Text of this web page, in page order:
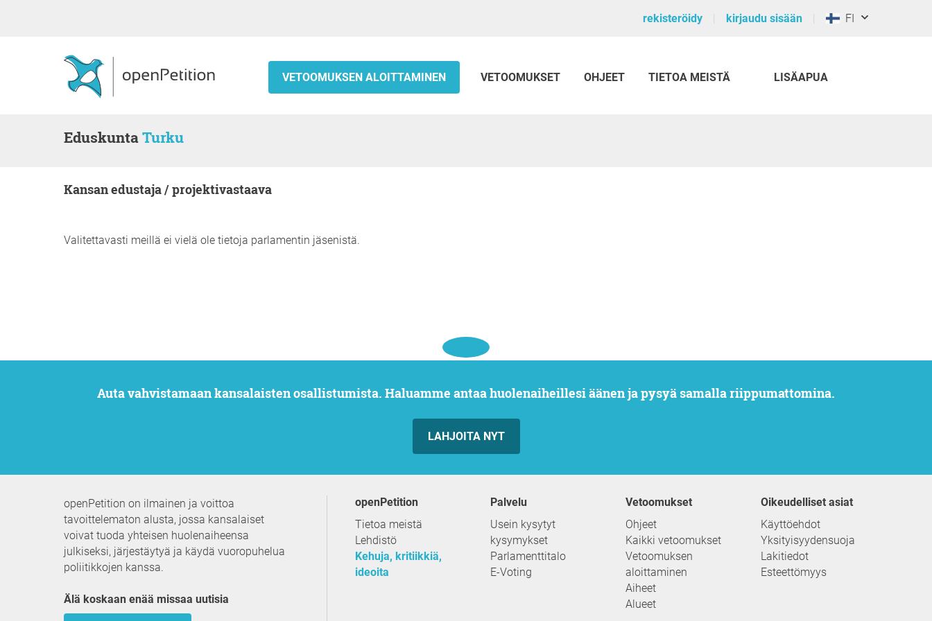
rekisteröidy kirjaudu sisään FI
VETOOMUKSEN ALOITTAMINEN VETOOMUKSET OHJEET TIETOA MEISTÄ LISÄAPUA
EduskuntaTurku
kansan edustaja / projektivastaava
Valitettavasti meillä ei vielä ole tietoja parlamentin jäsenistä.
Auta vahvistamaan kansalaisten osallistumista. Haluamme antaa huolenaiheillesi äänen ja pysyä samalla riippumattomina.
LAHJOITA NYT
openPetition on ilmainen ja voittoa
tavoittelematon alusta, jossa kansalaiset
voivat tuoda yhteisen huolenaiheensa
julkiseksi, järjestäytyä ja käydä vuoropuhelua
poliitikkojen kanssa.
Älä koskaan enää missaa uutisia
openPetition
Tietoa meistä
Lehdistö
Kehuja, kritiikkiä,
ideoita
palvelu
Usein kysytyt
kysymykset
Parlamenttitalo
E-Voting
Vetoomukset
Ohjeet
Kaikki vetoomukset
Vetoomuksen
aloittaminen
Aiheet
Alueet
Oikeudelliset asiat
Käyttöehdot
Yksityisyydensuoja
Lakitiedot
Esteettömyys